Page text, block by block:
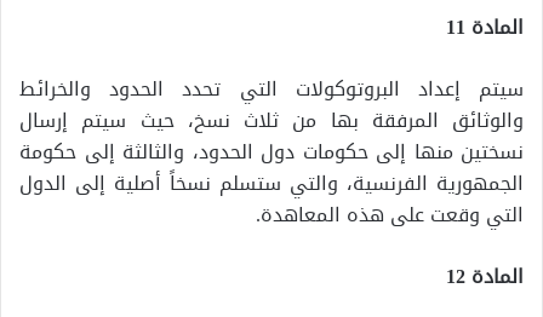
المادة 11
سيتم إعداد البروتوكولات التي تحدد الحدود والخرائط
والوثائق المرفقة بها من ثلاث نسخ، حيث سيتم إرسال
نسختين منها إلى حكومات دول الحدود، والثالثة إلى حكومة
الجمهورية الفرنسية، والتي ستسلم نسخاً أصلية إلى الدول
التي وقعت على هذه المعاهدة.
المادة 12